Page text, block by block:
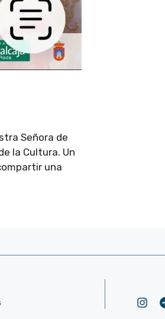
Señora de
la Cultura. Un
una